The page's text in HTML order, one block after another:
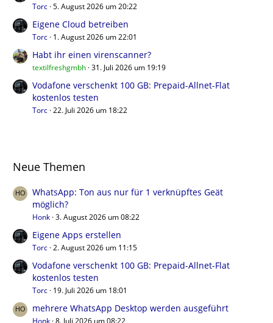
Torc 5. August 2026 um 20:22
Eigene Cloud betreiben
Torc 1. August 2026 um 22:01
Habt ihr einen virenscanner?
textilfreshgmbh 31. Juli 2026 um 19:19
Vodafone verschenkt 100 GB: Prepaid-Allnet-Flat
kostenlos testen
Torc 22. Juli 2026 um 18:22
Neue Themen
WhatsApp: Ton aus nur für 1 verknüpftes Geät
möglich?
Honk 3. August 2026 um 08:22
Eigene Apps erstellen
Torc 2. August 2026 um 11:15
Vodafone verschenkt 100 GB: Prepaid-Allnet-Flat
kostenlos testen
Torc 19. Juli 2026 um 18:01
mehrere WhatsApp Desktop werden ausgeführt
Honk 8. Juli 2026 um 08:22